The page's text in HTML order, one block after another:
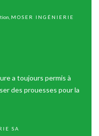
, MOSER INGÉNIERIE
a toujours permis à
des prouesses pour la
SA